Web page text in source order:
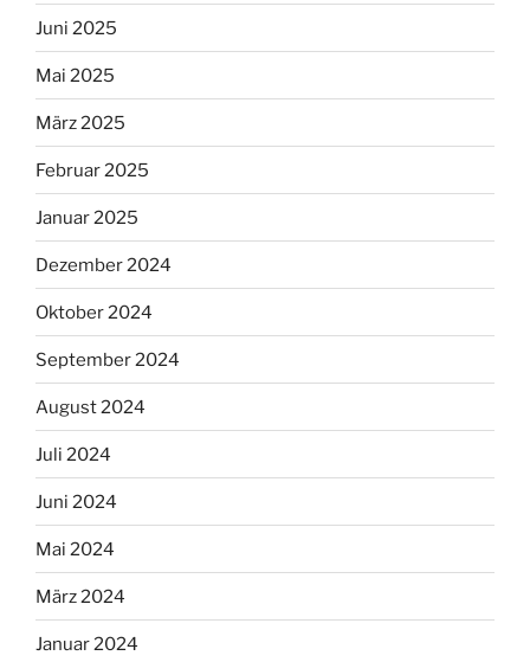
Juni 2025
Mai 2025
März 2025
Februar 2025
Januar 2025
Dezember 2024
Oktober 2024
September 2024
August 2024
Juli 2024
Juni 2024
Mai 2024
März 2024
Januar 2024